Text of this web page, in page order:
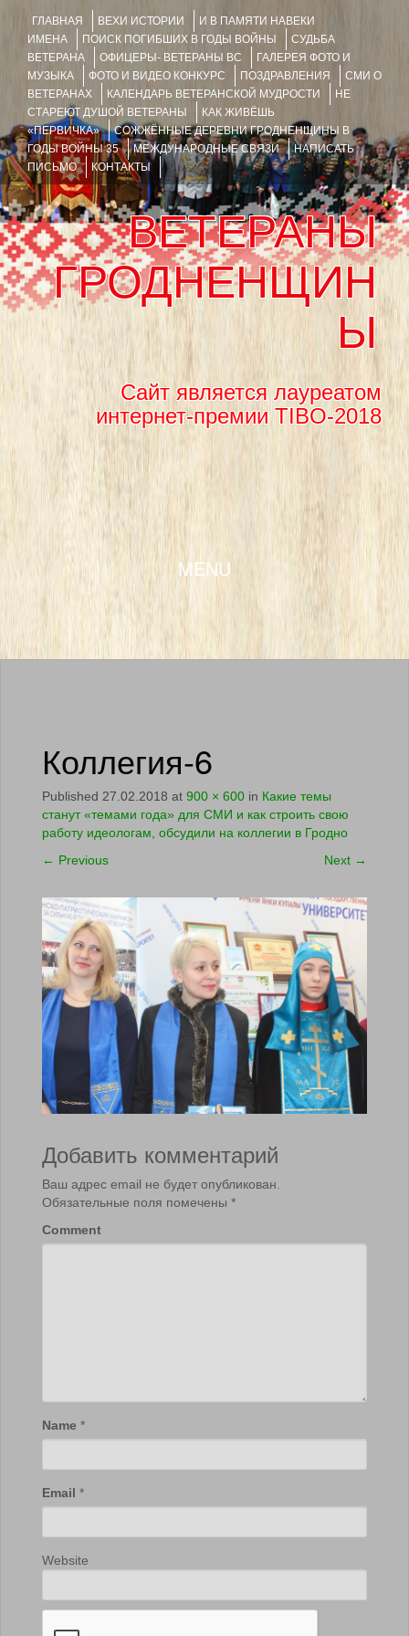
ГЛАВНАЯ ВЕХИ ИСТОРИИ
И В ПАМЯТИ НАВЕКИ
ИМЕНА
ПОИСК ПОГИБШИХ В ГОДЫ ВОЙНЫ
СУДЬБА
ВЕТЕРАНА
ОФИЦЕРЫ- ВЕТЕРАНЫ ВС
ГАЛЕРЕЯ ФОТО И
МУЗЫКА
ФОТО И ВИДЕО КОНКУРС ПОЗДРАВЛЕНИЯ
СМИ О
ВЕТЕРАНАХ
КАЛЕНДАРЬ ВЕТЕРАНСКОЙ МУДРОСТИ
НЕ
СТАРЕЮТ ДУШОЙ ВЕТЕРАНЫ
КАК ЖИВЁШЬ
«ПЕРВИЧКА»
СОЖЖЁННЫЕ ДЕРЕВНИ ГРОДНЕНЩИНЫ В
ГОДЫ ВОЙНЫ 35
МЕЖДУНАРОДНЫЕ СВЯЗИ
НАПИСАТЬ
ПИСЬМО
КОНТАКТЫ
ВЕТЕРАНЫ
ГРОДНЕНЩИН
Ы
Сайт является лауреатом
интернет-премии TIBO-2018
MENU
SKIP TO CONTENT
Коллегия-6
Published 27.02.2018 at 900 × 600 in Какие темы
станут «темами года» для СМИ и как строить свою
работу идеологам, обсудили на коллегии в Гродно
← Previous Next →
Добавить комментарий
Ваш адрес email не будет опубликован.
Обязательные поля помечены *
Comment
Name *
Email *
Website